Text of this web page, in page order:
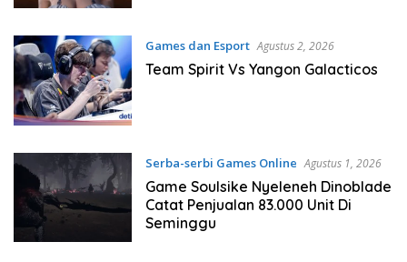
Games dan Esport Agustus 2, 2026
Team Spirit Vs Yangon Galacticos
Serba-serbi Games Online Agustus 1, 2026
Game Soulsike Nyeleneh Dinoblade
Catat Penjualan 83.000 Unit Di
Seminggu